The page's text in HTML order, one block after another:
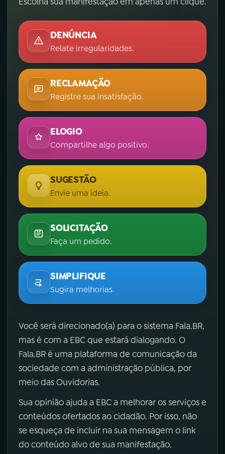
DENÚNCIA
Relate irregularidades.
RECLAMAÇÃO
Registre sua insatisfação.
ELOGIO
Compartilhe algo positivo.
SUGESTÃO
Envie uma ideia.
SOLICITAÇÃO
Faça um pedido.
SIMPLIFIQUE
Sugira melhorias.
Você será direcionado(a) para o sistema Fala.BR,
mas é com a EBC que estará dialogando. O
Fala.BR é uma plataforma de comunicação da
sociedade com a administração pública, por
meio das Ouvidorias.
Sua opinião ajuda a EBC a melhorar os serviços e
conteúdos ofertados ao cidadão. Por isso, não
se esqueça de incluir na sua mensagem o link
do conteúdo alvo de sua manifestação.